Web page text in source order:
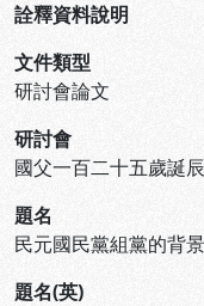
詮釋資料說明
文件類型
研討會論文
研討會
國父一百二十五歲誕
題名
民元國民黨組黨的背
題名(英)